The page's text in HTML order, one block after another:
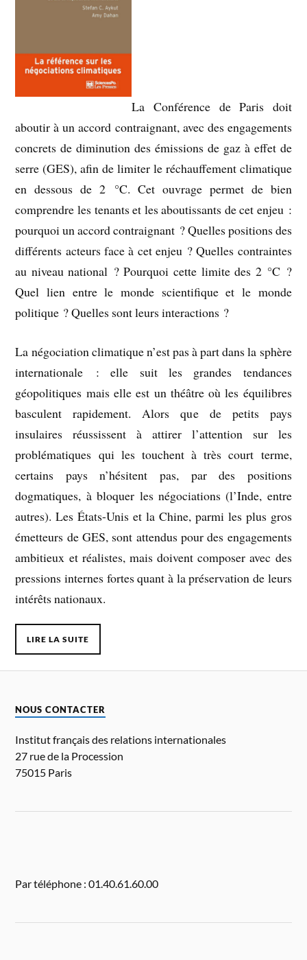
La Conférence de Paris doit
aboutir à un accord contraignant, avec des engagements
concrets de diminution des émissions de gaz à effet de
serre (GES), afin de limiter le réchauffement climatique
en dessous de 2 °C. Cet ouvrage permet de bien
comprendre les tenants et les aboutissants de cet enjeu :
pourquoi un accord contraignant ? Quelles positions des
différents acteurs face à cet enjeu ? Quelles contraintes
au niveau national ? Pourquoi cette limite des 2 °C ?
Quel lien entre le monde scientifique et le monde
politique ? Quelles sont leurs interactions ?
La négociation climatique n’est pas à part dans la sphère
internationale : elle suit les grandes tendances
géopolitiques mais elle est un théâtre où les équilibres
basculent rapidement. Alors que de petits pays
insulaires réussissent à attirer l’attention sur les
problématiques qui les touchent à très court terme,
certains pays n’hésitent pas, par des positions
dogmatiques, à bloquer les négociations (l’Inde, entre
autres). Les États-Unis et la Chine, parmi les plus gros
émetteurs de GES, sont attendus pour des engagements
ambitieux et réalistes, mais doivent composer avec des
pressions internes fortes quant à la préservation de leurs
intérêts nationaux.
LIRE LA SUITE
NOUS CONTACTER
Institut français des relations internationales
27 rue de la Procession
75015 Paris
Par téléphone : 01.40.61.60.00